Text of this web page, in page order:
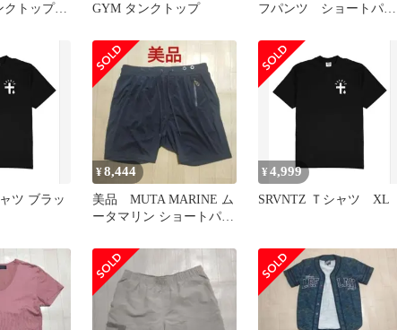
クトップ
GYM タンクトップ
フパンツ ショートパン
ッチ素材
ツ ブラッ
¥8,444
美品 MUTA MARINE ム
ータマリン ショートパン
¥4,999
SRVNTZ Ｔシャツ XL